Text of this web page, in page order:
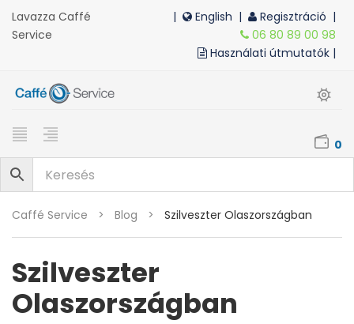
Lavazza Caffé
Service
| Regisztráció |
|
English
06 80 89 00 98
Használati útmutatók |
0
Caffé Service > Blog > Szilveszter Olaszországban
Szilveszter
Olaszországban